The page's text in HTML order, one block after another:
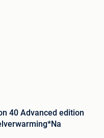
40 Advanced edition